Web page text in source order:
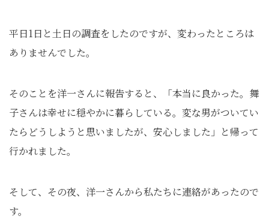
平日1日と土日の調査をしたのですが、変わったところは
ありませんでした。
そのことを洋一さんに報告すると、「本当に良かった。舞
子さんは幸せに穏やかに暮らしている。変な男がついてい
たらどうしようと思いましたが、安心しました」と帰って
行かれました。
そして、その夜、洋一さんから私たちに連絡があったので
す。